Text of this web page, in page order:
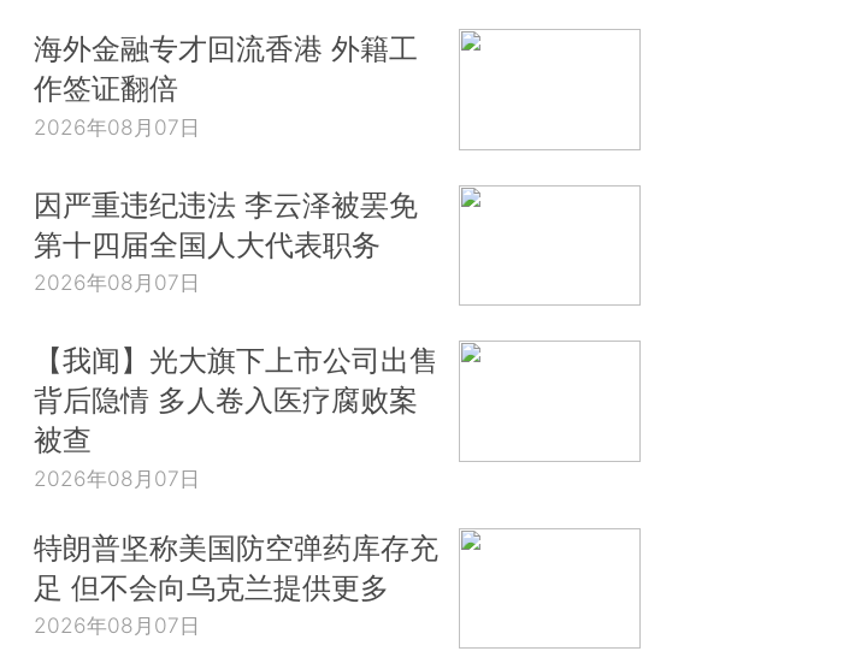
海外金融专才回流香港 外籍工
作签证翻倍
2026年08月07日
因严重违纪违法 李云泽被罢免
第十四届全国人大代表职务
2026年08月07日
【我闻】光大旗下上市公司出售
背后隐情 多人卷入医疗腐败案
被查
2026年08月07日
特朗普坚称美国防空弹药库存充
足 但不会向乌克兰提供更多
2026年08月07日